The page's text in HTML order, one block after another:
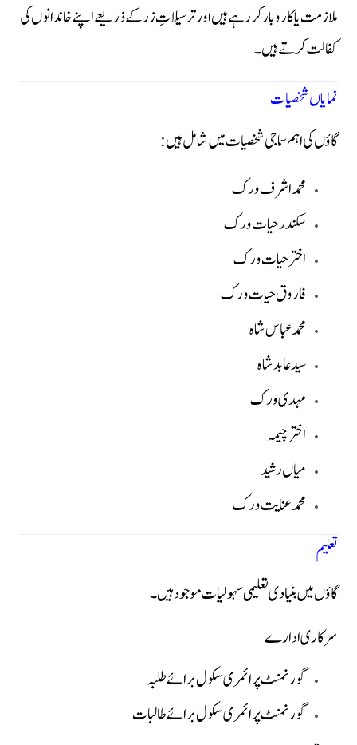
ملازمت یا کاروبار کر رہے ہیں اور ترسیلاتِ زر کے ذریعے اپنے خاندانوں کی
کفالت کرتے ہیں۔
نمایاں شخصیات
گاؤں کی اہم سماجی شخصیات میں شامل ہیں:
محمد اشرف ورک
سکندر حیات ورک
اختر حیات ورک
فاروق حیات ورک
محمد عباس شاہ
سید عابد شاہ
مہدی ورک
اختر چیمہ
میاں رشید
محمد عنایت ورک
تعلیم
گاؤں میں بنیادی تعلیمی سہولیات موجود ہیں۔
سرکاری ادارے
گورنمنٹ پرائمری سکول برائے طلبہ
گورنمنٹ پرائمری سکول برائے طالبات